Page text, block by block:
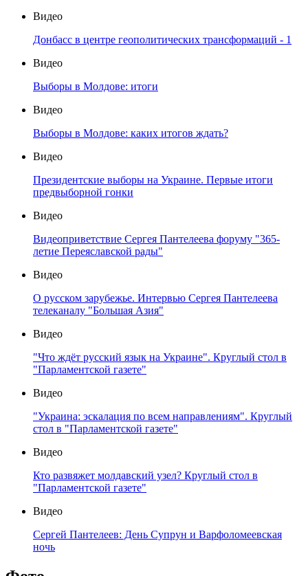
Видео
Донбасс в центре геополитических трансформаций - 1
Видео
Выборы в Молдове: итоги
Видео
Выборы в Молдове: каких итогов ждать?
Видео
Президентские выборы на Украине. Первые итоги
предвыборной гонки
Видео
Видеоприветствие Сергея Пантелеева форуму "365-
летие Переяславской рады"
Видео
О русском зарубежье. Интервью Сергея Пантелеева
телеканалу "Большая Азия"
Видео
"Что ждёт русский язык на Украине". Круглый стол в
"Парламентской газете"
Видео
"Украина: эскалация по всем направлениям". Круглый
стол в "Парламентской газете"
Видео
Кто развяжет молдавский узел? Круглый стол в
"Парламентской газете"
Видео
Сергей Пантелеев: День Супрун и Варфоломеевская
ночь